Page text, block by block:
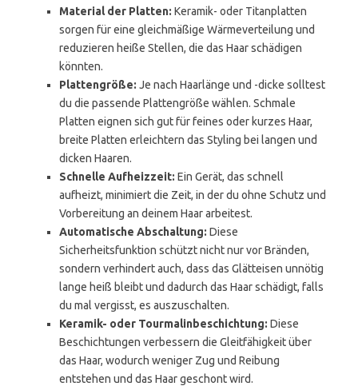
Material der Platten: Keramik- oder Titanplatten
sorgen für eine gleichmäßige Wärmeverteilung und
reduzieren heiße Stellen, die das Haar schädigen
könnten.
Plattengröße: Je nach Haarlänge und -dicke solltest
du die passende Plattengröße wählen. Schmale
Platten eignen sich gut für feines oder kurzes Haar,
breite Platten erleichtern das Styling bei langen und
dicken Haaren.
Schnelle Aufheizzeit: Ein Gerät, das schnell
aufheizt, minimiert die Zeit, in der du ohne Schutz und
Vorbereitung an deinem Haar arbeitest.
Automatische Abschaltung: Diese
Sicherheitsfunktion schützt nicht nur vor Bränden,
sondern verhindert auch, dass das Glätteisen unnötig
lange heiß bleibt und dadurch das Haar schädigt, falls
du mal vergisst, es auszuschalten.
Keramik- oder Tourmalinbeschichtung: Diese
Beschichtungen verbessern die Gleitfähigkeit über
das Haar, wodurch weniger Zug und Reibung
entstehen und das Haar geschont wird.